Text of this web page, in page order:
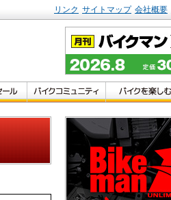
リンク サイトマップ 会社概要